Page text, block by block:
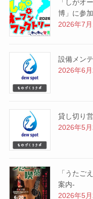
「しがオ
博」に参
2026年7
設備メン
2026年6
貸し切り
2026年5
「うたご
案内-
2026年5